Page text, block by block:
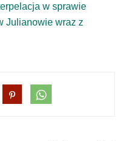
w sprawie
Julianowie wraz z